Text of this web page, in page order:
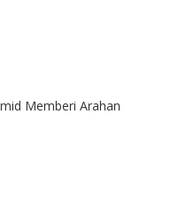
Memberi Arahan